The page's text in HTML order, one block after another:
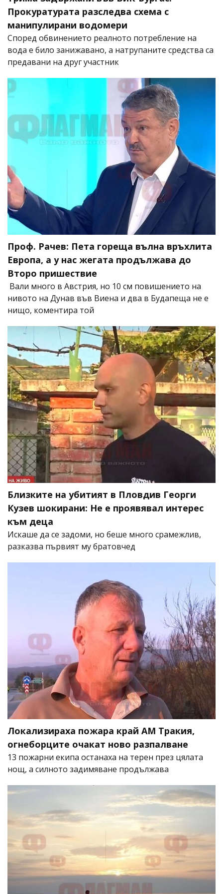
Прокуратурата разследва схема с
манипулирани водомери
Според обвинението реалното потребление на
вода е било занижавано, а натрупаните средства са
предавани на друг участник
Проф. Рачев: Пета гореща вълна връхлита
Европа, а у нас жегата продължава до
Второ пришествие
Вали много в Австрия, но 10 см повишението на
нивото на Дунав във Виена и два в Будапеща не е
нищо, коментира той
Близките на убитият в Пловдив Георги
Кузев шокирани: Не е проявявал интерес
към деца
Искаше да се задоми, но беше много срамежлив,
разказва първият му братовчед
Локализираха пожара край АМ Тракия,
огнеборците очакат ново разпалване
13 пожарни екипа останаха на терен през цялата
нощ, а силното задимяване продължава